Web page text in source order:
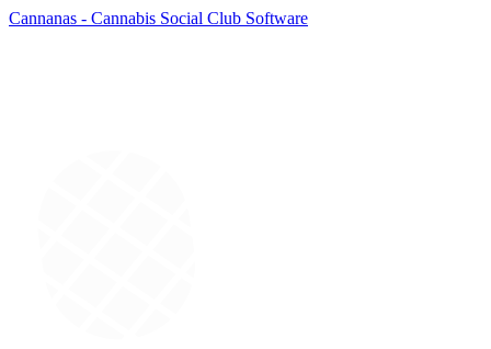
Cannanas - Cannabis Social Club Software